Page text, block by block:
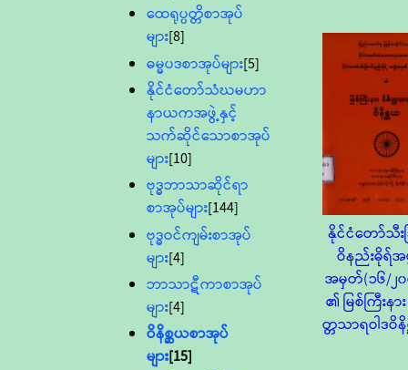
ထေရုပ္ပတ္တိစာအုပ်
များ[8]
ဓမ္မပဒစာအုပ်များ[5]
နိုင်ငံတော်သံဃမဟာ
နာယကအဖွဲ့နှင့်
သက်ဆိုင်သောစာအုပ်
များ[10]
ဗုဒ္ဓဘာသာဆိုင်ရာ
စာအုပ်များ[144]
ဗုဒ္ဓဝင်ကျမ်းစာအုပ်
များ[4]
ဘာသာဋီကာစာအုပ်
များ[4]
ဝိနိစ္ဆယစာအုပ်
များ[15]
နိုင်ငံတော်သီးခ
ဝိနည်းဓိုရ်
အမှတ်(၁၆/၂
၏ မြစ်ကြီးနာ
တ္တသာရဝါဒဝိ